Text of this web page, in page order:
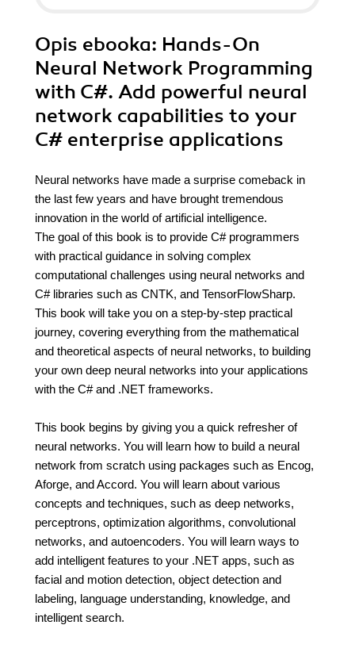
Opis ebooka: Hands-On
Neural Network Programming
with C#. Add powerful neural
network capabilities to your
C# enterprise applications
Neural networks have made a surprise comeback in
the last few years and have brought tremendous
innovation in the world of artificial intelligence.
The goal of this book is to provide C# programmers
with practical guidance in solving complex
computational challenges using neural networks and
C# libraries such as CNTK, and TensorFlowSharp.
This book will take you on a step-by-step practical
journey, covering everything from the mathematical
and theoretical aspects of neural networks, to building
your own deep neural networks into your applications
with the C# and .NET frameworks.
This book begins by giving you a quick refresher of
neural networks. You will learn how to build a neural
network from scratch using packages such as Encog,
Aforge, and Accord. You will learn about various
concepts and techniques, such as deep networks,
perceptrons, optimization algorithms, convolutional
networks, and autoencoders. You will learn ways to
add intelligent features to your .NET apps, such as
facial and motion detection, object detection and
labeling, language understanding, knowledge, and
intelligent search.